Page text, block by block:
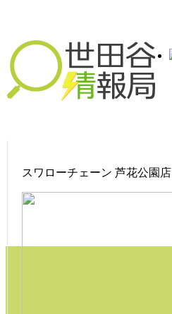
スワローチェーン 芦花公園店